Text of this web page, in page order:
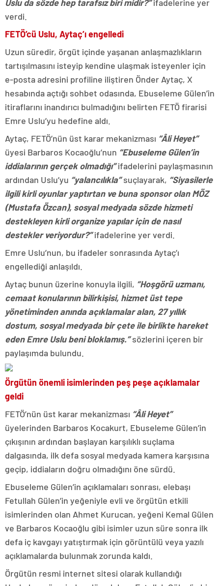
Uslu da sözde hep tarafsız biri midir?”ifadelerine yer
verdi.
FETÖ’cü Uslu, Aytaç’ı engelledi
Uzun süredir, örgüt içinde yaşanan anlaşmazlıkların
tartışılmasını isteyip kendine ulaşmak isteyenler için
e-posta adresini profiline iliştiren Önder Aytaç, X
hesabında açtığı sohbet odasında, Ebuseleme Gülen’in
itiraflarını inandırıcı bulmadığını belirten FETÖ firarisi
Emre Uslu’yu hedefine aldı.
Aytaç, FETÖ’nün üst karar mekanizması “Âli Heyet”
üyesi Barbaros Kocaoğlu’nun “Ebuseleme Gülen’in
iddialarının gerçek olmadığı”ifadelerini paylaşmasının
ardından Uslu’yu “yalancılıkla”suçlayarak, “Siyasilerle
ilgili kirli oyunlar yaptırtan ve buna sponsor olan MÖZ
(Mustafa Özcan), sosyal medyada sözde hizmeti
destekleyen kirli organize yapılar için de nasıl
destekler veriyordur?”ifadelerine yer verdi.
Emre Uslu’nun, bu ifadeler sonrasında Aytaç’ı
engellediği anlaşıldı.
Aytaç bunun üzerine konuyla ilgili, “Hoşgörü uzmanı,
cemaat konularının bilirkişisi, hizmet üst tepe
yönetiminden anında açıklamalar alan, 27 yıllık
dostum, sosyal medyada bir çete ile birlikte hareket
eden Emre Uslu beni bloklamış.”sözlerini içeren bir
paylaşımda bulundu.
Örgütün önemli isimlerinden peş peşe açıklamalar
geldi
FETÖ’nün üst karar mekanizması “Âli Heyet”
üyelerinden Barbaros Kocakurt, Ebuseleme Gülen’in
çıkışının ardından başlayan karşılıklı suçlama
dalgasında, ilk defa sosyal medyada kamera karşısına
geçip, iddiaların doğru olmadığını öne sürdü.
Ebuseleme Gülen’in açıklamaları sonrası, elebaşı
Fetullah Gülen’in yeğeniyle evli ve örgütün etkili
isimlerinden olan Ahmet Kurucan, yeğeni Kemal Gülen
ve Barbaros Kocaoğlu gibi isimler uzun süre sonra ilk
defa iç kavgayı yatıştırmak için görüntülü veya yazılı
açıklamalarda bulunmak zorunda kaldı.
Örgütün resmi internet sitesi olarak kullandığı